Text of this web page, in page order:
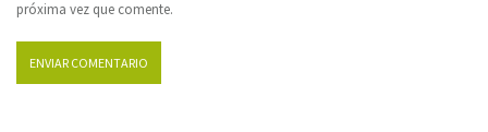
próxima vez que comente.